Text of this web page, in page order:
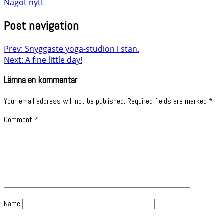
Något nytt
Post navigation
Prev: Snyggaste yoga-studion i stan.
Next: A fine little day!
Lämna en kommentar
Your email address will not be published. Required fields are marked *
Comment *
Name